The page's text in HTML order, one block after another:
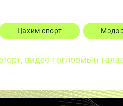
Цахим спорт Мэдээ
видео тоглоомын